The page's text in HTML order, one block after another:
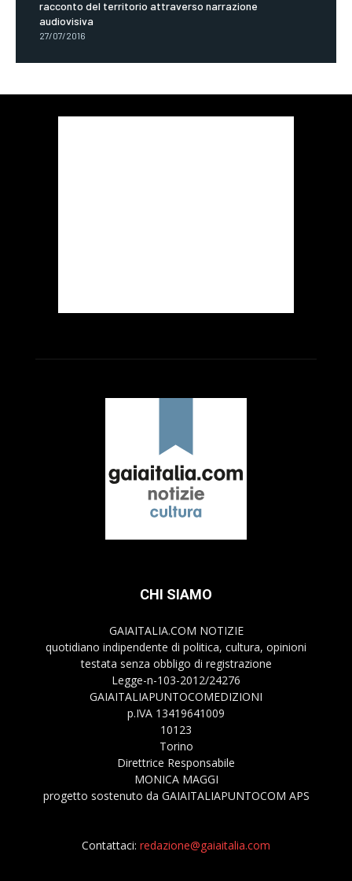
racconto del territorio attraverso narrazione
audiovisiva
27/07/2016
CHI SIAMO
GAIAITALIA.COM NOTIZIE
quotidiano indipendente di politica, cultura, opinioni
testata senza obbligo di registrazione
Legge-n-103-2012/24276
GAIAITALIAPUNTOCOMEDIZIONI
p.IVA 13419641009
10123
Torino
Direttrice Responsabile
MONICA MAGGI
progetto sostenuto da GAIAITALIAPUNTOCOM APS
Contattaci: redazione@gaiaitalia.com